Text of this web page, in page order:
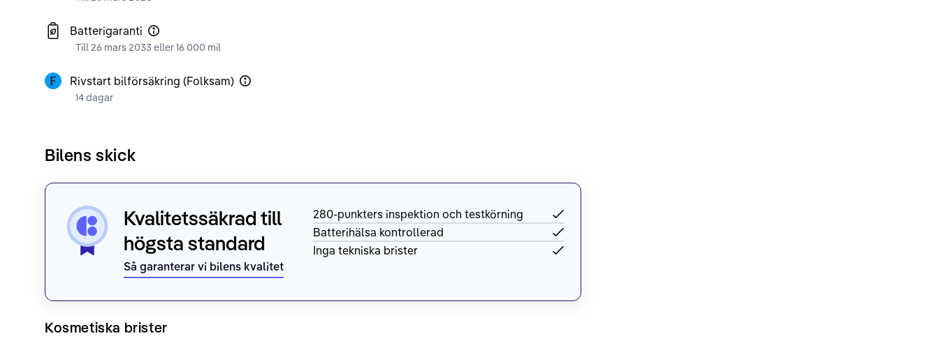
Batterigaranti
Till 26 mars 2033 eller 16 000 mil
Rivstart bilförsäkring (Folksam)
14 dagar
Bilens skick
Kvalitetssäkrad till
högsta standard
Så garanterar vi bilens kvalitet
280-punkters inspektion och testkörning
Batterihälsa kontrollerad
Inga tekniska brister
Kosmetiska brister